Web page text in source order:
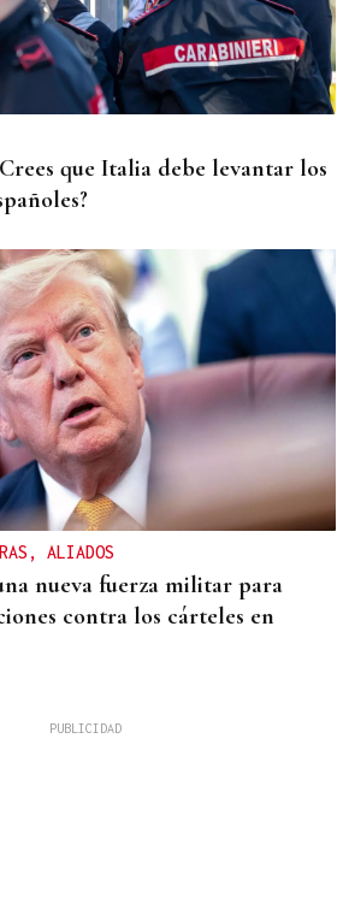
que Italia debe levantar los
ALIADOS
nueva fuerza militar para
contra los cárteles en